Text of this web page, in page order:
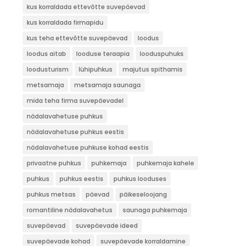
kus korraldada ettevõtte suvepäevad
kus korraldada firmapidu
kus teha ettevõtte suvepäevad
loodus
loodus aitab
looduse teraapia
looduspuhuks
loodusturism
lühipuhkus
majutus spithamis
metsamaja
metsamaja saunaga
mida teha firma suvepäevadel
nädalavahetuse puhkus
nädalavahetuse puhkus eestis
nädalavahetuse puhkuse kohad eestis
privaatne puhkus
puhkemaja
puhkemaja kahele
puhkus
puhkus eestis
puhkus looduses
puhkus metsas
päevad
päikeseloojang
romantiline nädalavahetus
saunaga puhkemaja
suvepäevad
suvepäevade ideed
suvepäevade kohad
suvepäevade korraldamine